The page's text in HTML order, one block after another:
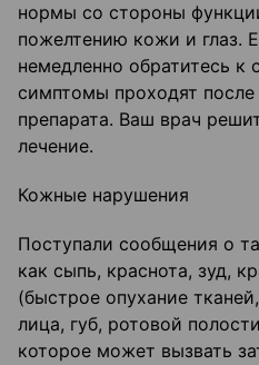
нормы со стороны
пожелтению кожи и глаз.
немедленно обратитесь к
симптомы проходят
препарата. Ваш врач
лечение.
Кожные нарушения
Поступали сообщения о
как сыпь, краснота, зуд,
(быстрое опухание
лица, губ, ротовой
которое может вызвать